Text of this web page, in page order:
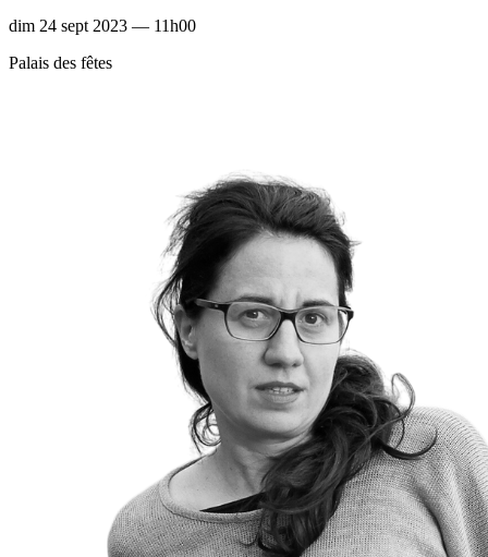
dim 24 sept 2023 — 11h00
Palais des fêtes